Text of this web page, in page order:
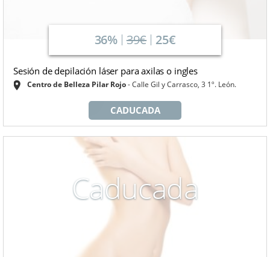
36% 39€ 25€
Sesión de depilación láser para axilas o ingles
Centro de Belleza Pilar Rojo Calle Gil y Carrasco, 3 1º. León.
CADUCADA
Caducada